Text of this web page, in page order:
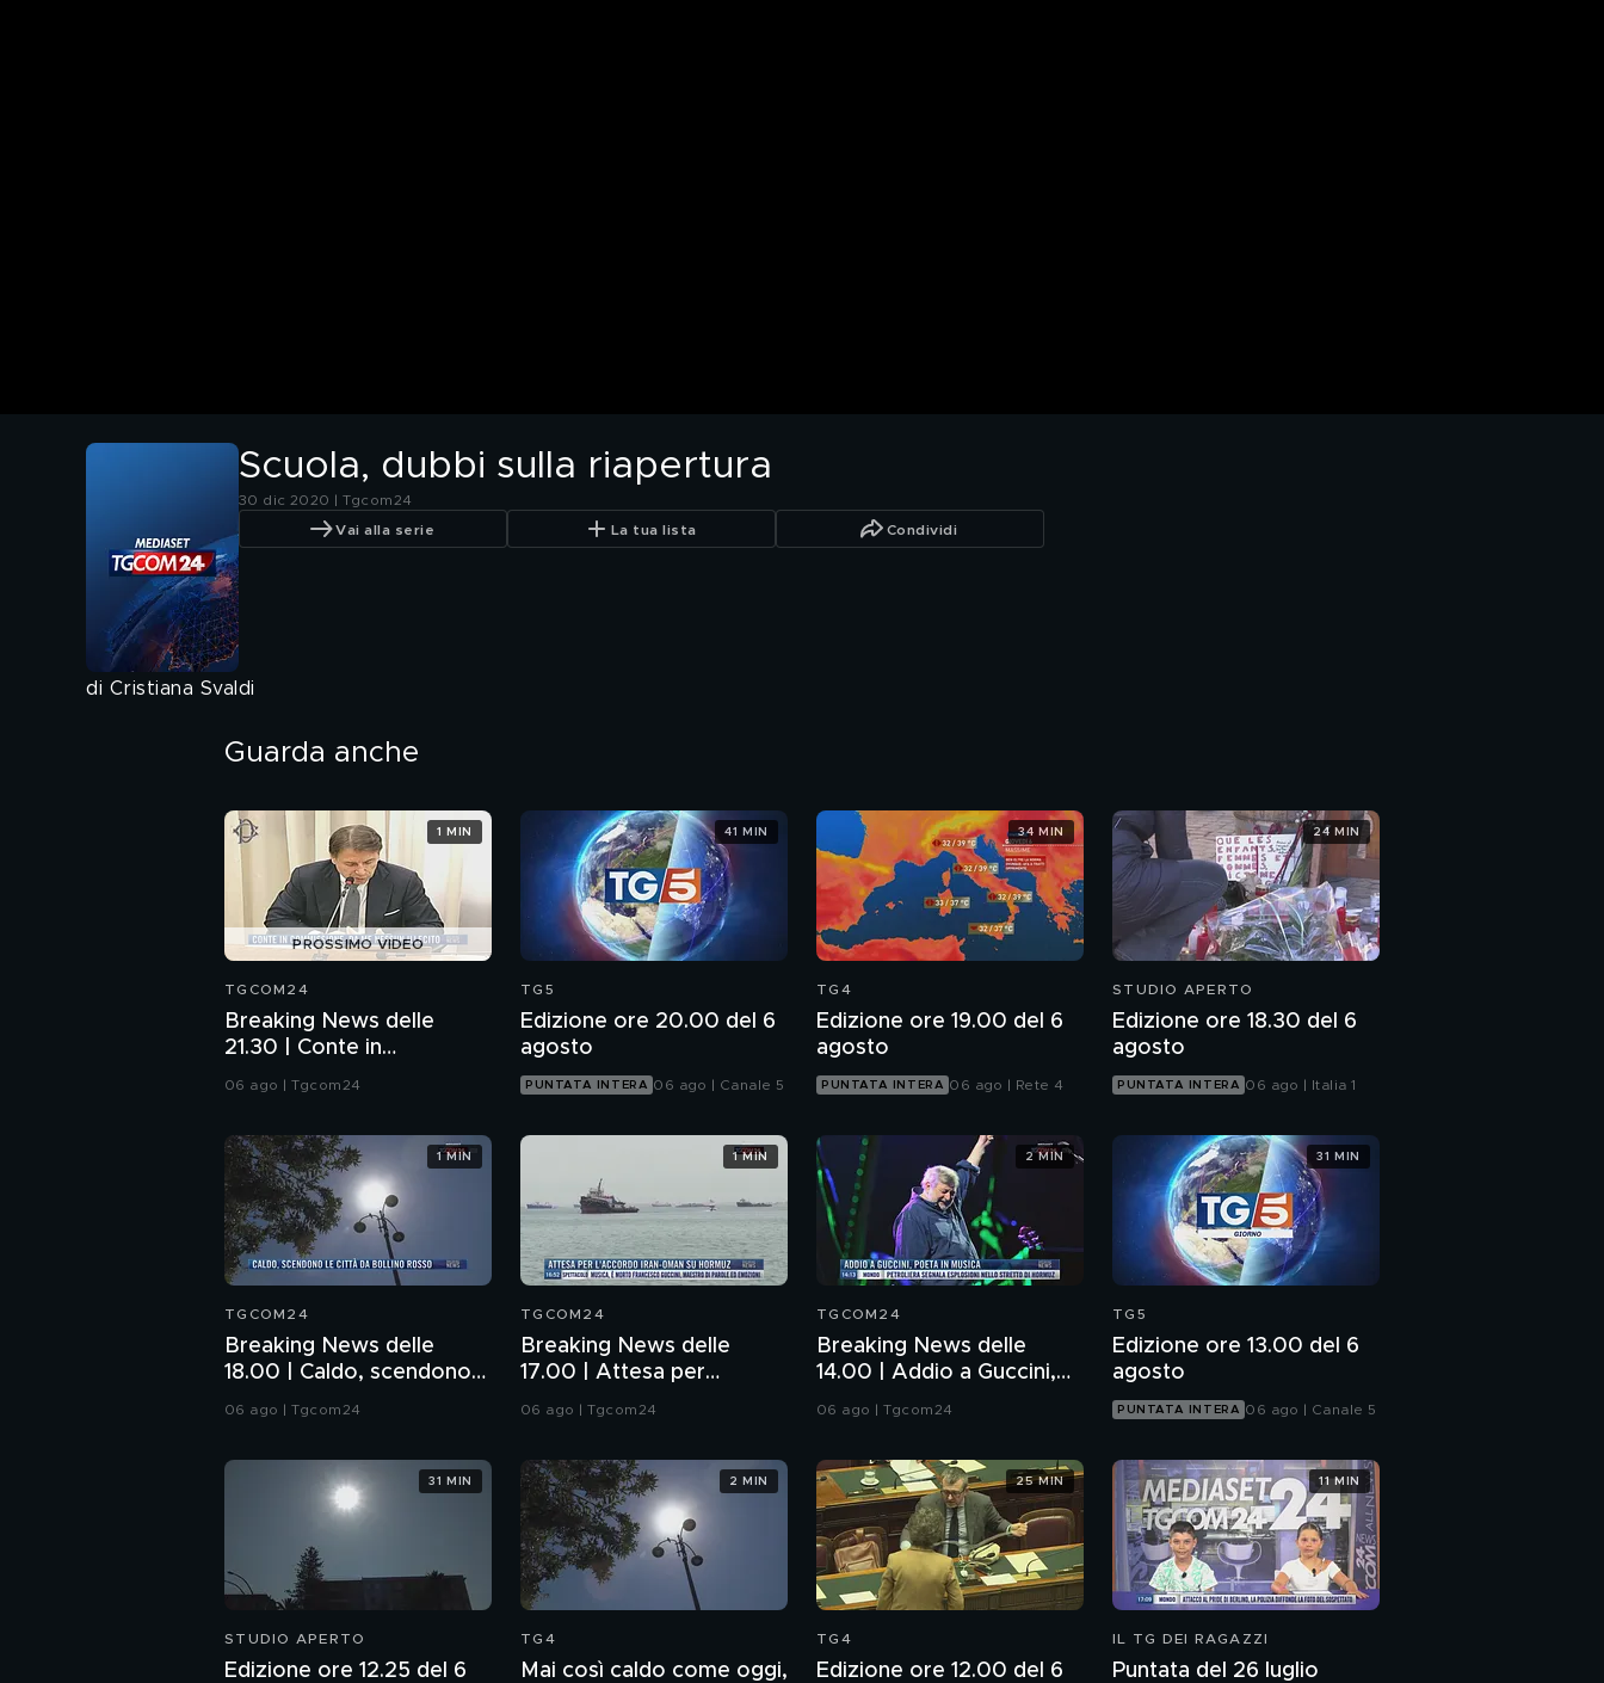
Scuola, dubbi sulla riapertura
30 dic 2020 | Tgcom24
Vai alla serie La tua lista Condividi
di Cristiana Svaldi
Guarda anche
PROSSIMO VIDEO
TGCOM24
Breaking News delle
21.30 | Conte in
Commissione: da me
06 ago | Tgcom24
1 MIN
TG5
Edizione ore 20.00 del 6
agosto
PUNTATA INTERA 06 ago | Canale 5
41 MIN
TG4
Edizione ore 19.00 del 6
agosto
PUNTATA INTERA 06 ago | Rete 4
34 MIN
STUDIO APERTO
Edizione ore 18.30 del 6
agosto
PUNTATA INTERA 06 ago | Italia 1
24 MIN
TGCOM24
Breaking News delle
18.00 | Caldo, scendono
le città da bollino rosso
06 ago | Tgcom24
1 MIN
TGCOM24
Breaking News delle
17.00 | Attesa per
l'accordo Iran-Oman su
06 ago | Tgcom24
1 MIN
TGCOM24
Breaking News delle
14.00 | Addio a Guccini,
poeta in musica
06 ago | Tgcom24
2 MIN
TG5
Edizione ore 13.00 del 6
agosto
PUNTATA INTERA 06 ago | Canale 5
31 MIN
STUDIO APERTO
Edizione ore 12.25 del 6
31 MIN
TG4
Mai così caldo come oggi,
2 MIN
TG4
Edizione ore 12.00 del 6
25 MIN
IL TG DEI RAGAZZI
Puntata del 26 luglio
11 MIN